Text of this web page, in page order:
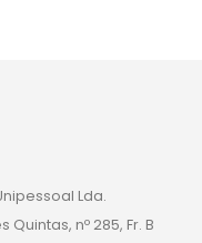
Lda.
nº 285, Fr. B